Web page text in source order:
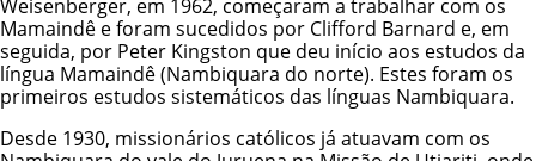
Weisenberger, em 1962, começaram a trabalhar com os
Mamaindê e foram sucedidos por Clifford Barnard e, em
seguida, por Peter Kingston que deu início aos estudos da
língua Mamaindê (Nambiquara do norte). Estes foram os
primeiros estudos sistemáticos das línguas Nambiquara.
Desde 1930, missionários católicos já atuavam com os